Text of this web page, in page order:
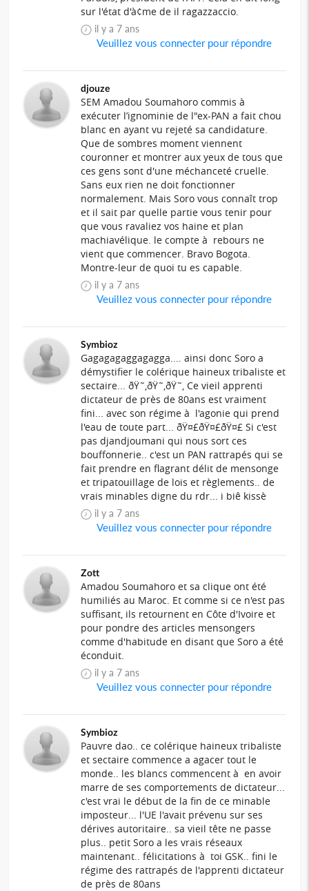
sur l'état d'à¢me de il ragazzaccio.
il y a 7 ans
Veuillez vous connecter pour répondre
djouze
SEM Amadou Soumahoro commis à
exécuter l’ignominie de l"ex-PAN a fait chou
blanc en ayant vu rejeté sa candidature.
Que de sombres moment viennent
couronner et montrer aux yeux de tous que
ces gens sont d'une méchanceté cruelle.
Sans eux rien ne doit fonctionner
normalement. Mais Soro vous connaît trop
et il sait par quelle partie vous tenir pour
que vous ravaliez vos haine et plan
machiavélique. le compte à rebours ne
vient que commencer. Bravo Bogota.
Montre-leur de quoi tu es capable.
il y a 7 ans
Veuillez vous connecter pour répondre
Symbioz
Gagagagaggagagga.... ainsi donc Soro a
démystifier le colérique haineux tribaliste et
sectaire... ðŸ˜‚ðŸ˜‚ðŸ˜‚ Ce vieil apprenti
dictateur de près de 80ans est vraiment
fini... avec son régime à l'agonie qui prend
l'eau de toute part... ðŸ¤£ðŸ¤£ðŸ¤£ Si c'est
pas djandjoumani qui nous sort ces
bouffonnerie.. c'est un PAN rattrapés qui se
fait prendre en flagrant délit de mensonge
et tripatouillage de lois et règlements.. de
vrais minables digne du rdr... i biê kissè
il y a 7 ans
Veuillez vous connecter pour répondre
Zott
Amadou Soumahoro et sa clique ont été
humiliés au Maroc. Et comme si ce n'est pas
suffisant, ils retournent en Côte d'Ivoire et
pour pondre des articles mensongers
comme d'habitude en disant que Soro a été
éconduit.
il y a 7 ans
Veuillez vous connecter pour répondre
Symbioz
Pauvre dao.. ce colérique haineux tribaliste
et sectaire commence a agacer tout le
monde.. les blancs commencent à en avoir
marre de ses comportements de dictateur...
c'est vrai le début de la fin de ce minable
imposteur... l'UE l'avait prévenu sur ses
dérives autoritaire.. sa vieil tête ne passe
plus.. petit Soro a les vrais réseaux
maintenant.. félicitations à toi GSK.. fini le
régime des rattrapés de l'apprenti dictateur
de près de 80ans